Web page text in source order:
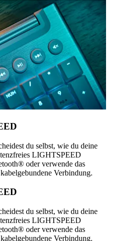
du selbst, wie du deine
LIGHTSPEED
oder verwende das
Verbindung.
du selbst, wie du deine
LIGHTSPEED
oder verwende das
Verbindung.